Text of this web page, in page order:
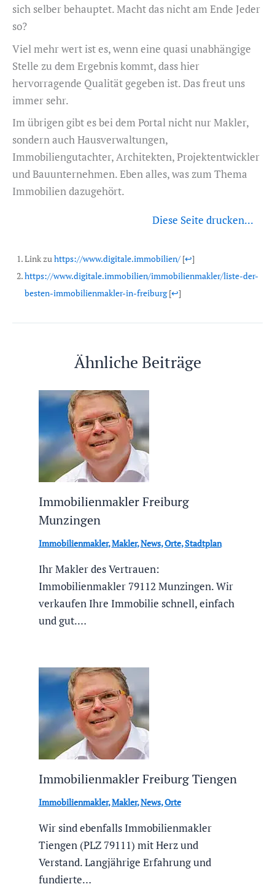
sich selber behauptet. Macht das nicht am Ende Jeder
so?
Viel mehr wert ist es, wenn eine quasi unabhängige
Stelle zu dem Ergebnis kommt, dass hier
hervorragende Qualität gegeben ist. Das freut uns
immer sehr.
Im übrigen gibt es bei dem Portal nicht nur Makler,
sondern auch Hausverwaltungen,
Immobiliengutachter, Architekten, Projektentwickler
und Bauunternehmen. Eben alles, was zum Thema
Immobilien dazugehört.
Diese Seite drucken...
Link zuhttps://www.digitale.immobilien/ [↩]
https://www.digitale.immobilien/immobilienmakler/liste-der-
besten-immobilienmakler-in-freiburg[↩]
Ähnliche Beiträge
Immobilienmakler Freiburg
Munzingen
Immobilienmakler,Makler,News,Orte,Stadtplan
Ihr Makler des Vertrauen:
Immobilienmakler 79112 Munzingen. Wir
verkaufen Ihre Immobilie schnell, einfach
und gut.…
Immobilienmakler Freiburg Tiengen
Immobilienmakler,Makler,News,Orte
Wir sind ebenfalls Immobilienmakler
Tiengen (PLZ 79111) mit Herz und
Verstand. Langjährige Erfahrung und
fundierte…